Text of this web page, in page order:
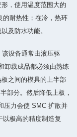
，使用温度范围大的
的耐热性；在冷，热环
及防水功能。
该设备通常由液压驱
卸载成品都必须由熟练
之间的模具的上半部
部分。然后降低上板，
压力会使 SMC 扩散并
极高的精度制造复